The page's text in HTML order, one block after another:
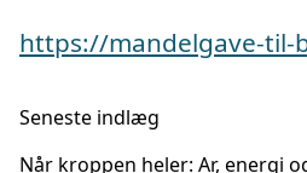
https://mandelgave-til-
Seneste indlæg
Når kroppen heler: Ar, energi